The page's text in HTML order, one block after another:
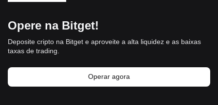
Opere na Bitget!
Deposite cripto na Bitget e aproveite a alta liquidez e as baixas
taxas de trading.
Operar agora